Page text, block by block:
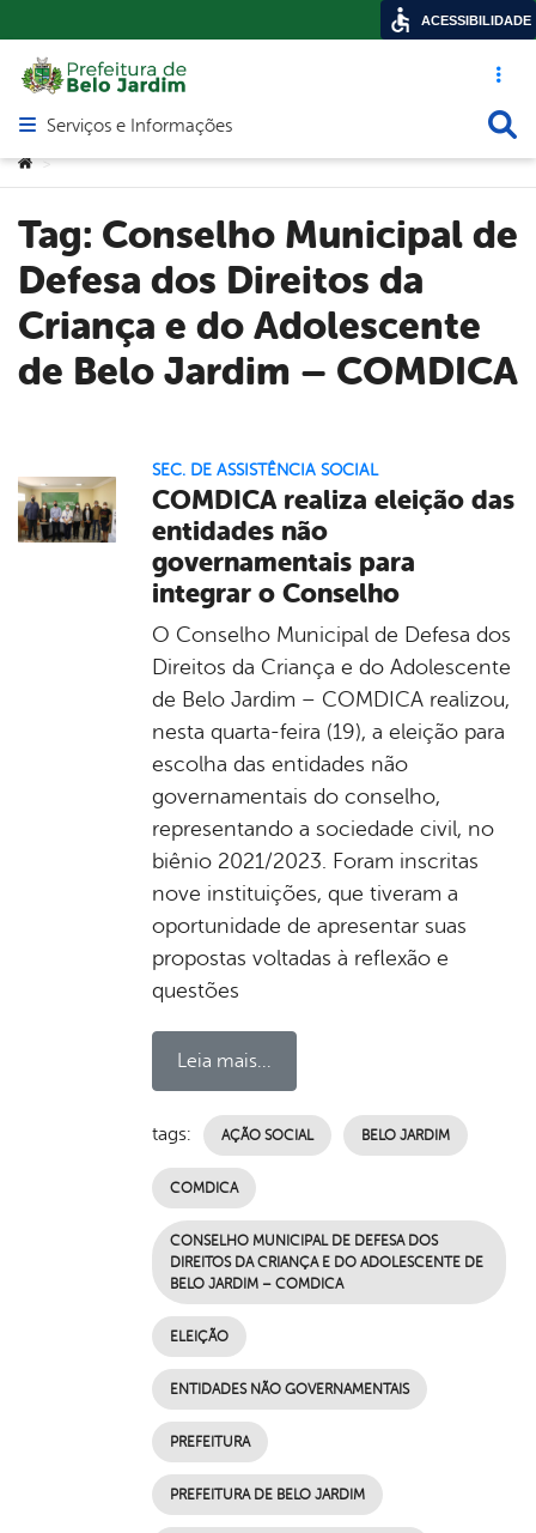
Acesso
Abrir menu principal de navegação
Serviços e Informações
Você está aqui:
>
Tag: Conselho Municipal de
Defesa dos Direitos da
Criança e do Adolescente
de Belo Jardim – COMDICA
SEC. DE ASSISTÊNCIA SOCIAL
COMDICA realiza eleição das
entidades não
governamentais para
integrar o Conselho
O Conselho Municipal de Defesa dos
Direitos da Criança e do Adolescente
de Belo Jardim – COMDICA realizou,
nesta quarta-feira (19), a eleição para
escolha das entidades não
governamentais do conselho,
representando a sociedade civil, no
biênio 2021/2023. Foram inscritas
nove instituições, que tiveram a
oportunidade de apresentar suas
propostas voltadas à reflexão e
questões
Leia mais...
tags: AÇÃO SOCIAL BELO JARDIM
COMDICA
CONSELHO MUNICIPAL DE DEFESA DOS
DIREITOS DA CRIANÇA E DO ADOLESCENTE DE
BELO JARDIM – COMDICA
ELEIÇÃO
ENTIDADES NÃO GOVERNAMENTAIS
PREFEITURA
PREFEITURA DE BELO JARDIM
ACESSIBILIDADE